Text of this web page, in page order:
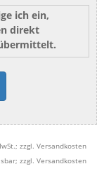
ich ein,
direkt
zzgl. Versandkosten
zzgl. Versandkosten